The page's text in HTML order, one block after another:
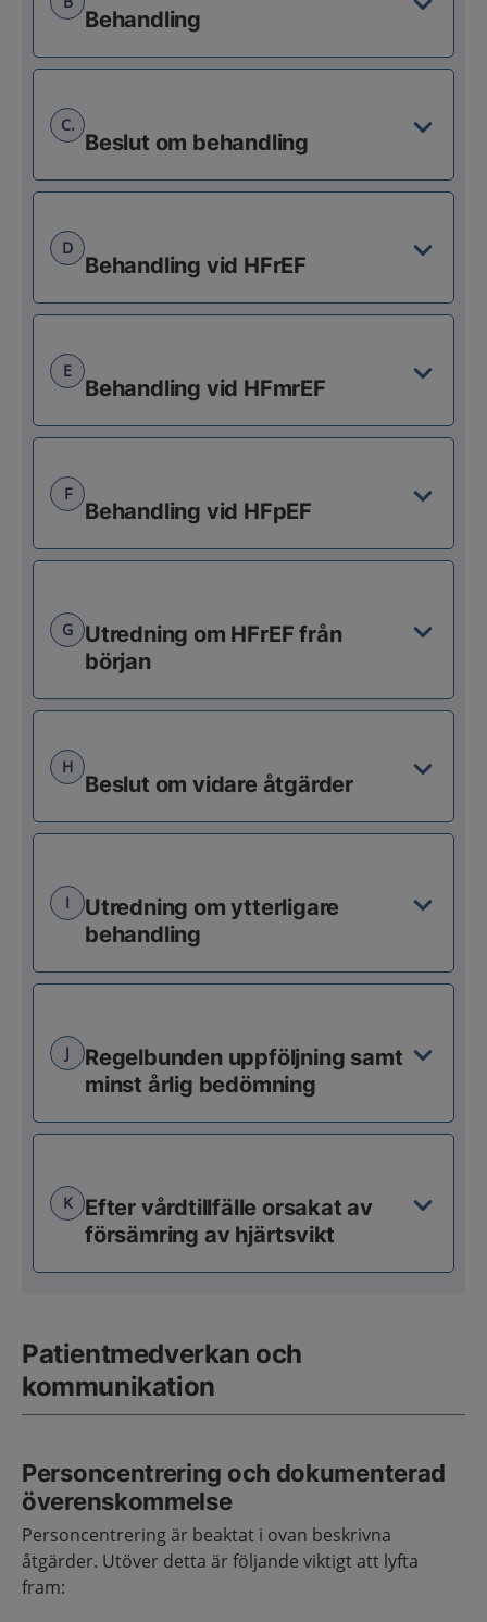
Behandling
C.
Beslut om behandling
D
Behandling vid HFrEF
E
Behandling vid HFmrEF
F
Behandling vid HFpEF
G
Utredning om HFrEF från
början
H
Beslut om vidare åtgärder
I
Utredning om ytterligare
behandling
J
Regelbunden uppföljning samt
minst årlig bedömning
K
Efter vårdtillfälle orsakat av
försämring av hjärtsvikt
Patientmedverkan och
kommunikation
Personcentrering och dokumenterad
överenskommelse
Personcentrering är beaktat i ovan beskrivna
åtgärder. Utöver detta är följande viktigt att lyfta
fram: